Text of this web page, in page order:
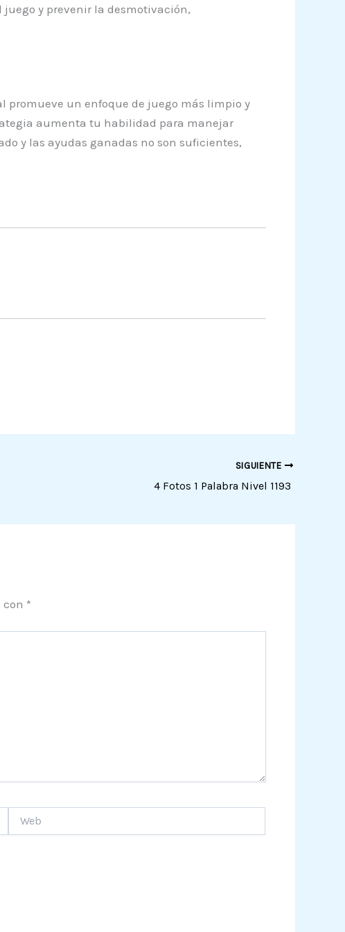
y prevenir la desmotivación,
promueve un enfoque de juego más limpio y
aumenta tu habilidad para manejar
y las ayudas ganadas no son suficientes,
SIGUIENTE
4 Fotos 1 Palabra Nivel 1193
con *